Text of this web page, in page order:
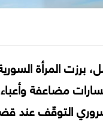
برزت المرأة
مضاعفة
التوقّف عند